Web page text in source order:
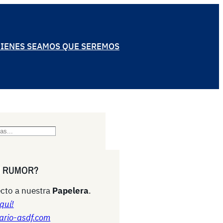
SEAMOS QUE SEREMOS
a nuestra Papelera.
asdf.com